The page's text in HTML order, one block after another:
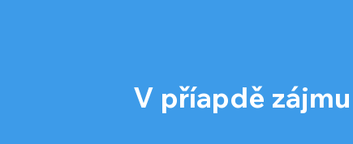
V příapdě